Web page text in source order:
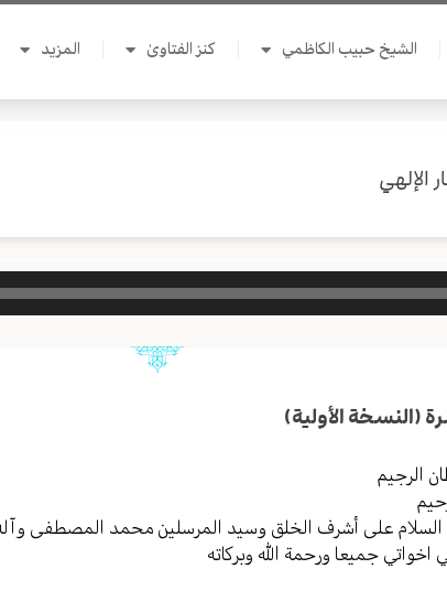
الشيخ حبيب الكاظمي كنز الفتاوىٰ المزيد
الإلهي
(النسخة الأولية)
الرجیم
السلام علی أشرف الخلق وسید المرسلین محمد المصطفی وآله
اخواتي جمیعا ورحمة الله وبرکاته